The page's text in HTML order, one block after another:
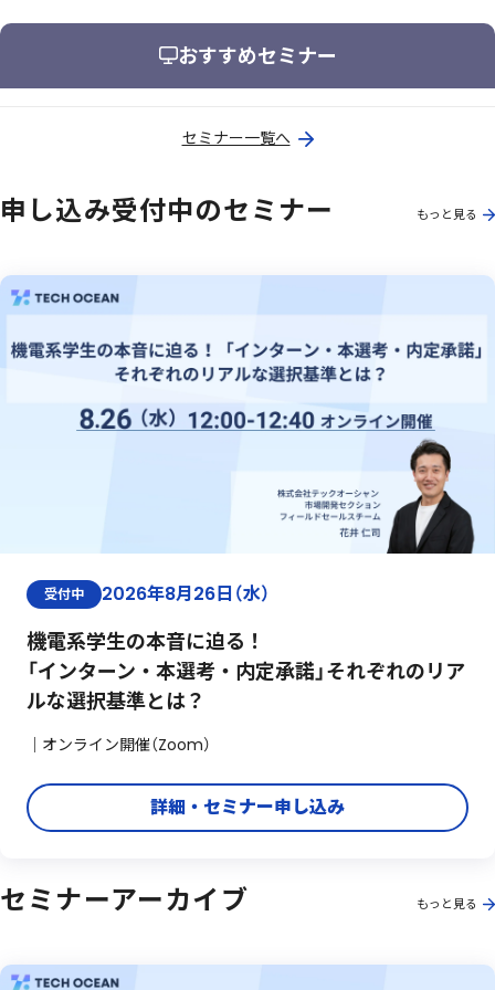
おすすめセミナー
セミナー一覧へ
申し込み受付中のセミナー もっと見る
受付中 2026年8月26日（水）
機電系学生の本音に迫る！
「インターン・本選考・内定承諾」それぞれのリア
ルな選択基準とは？
｜オンライン開催（Zoom）
詳細・セミナー申し込み
セミナーアーカイブ もっと見る